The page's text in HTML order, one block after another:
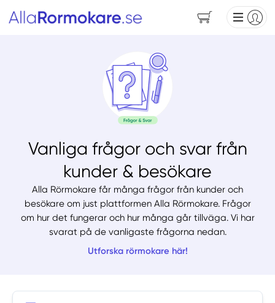
Vanliga frågor och svar från
kunder & besökare
Alla Rörmokare får många frågor från kunder och
besökare om just plattformen Alla Rörmokare. Frågor
om hur det fungerar och hur många går tillväga. Vi har
svarat på de vanligaste frågorna nedan.
Utforska rörmokare här!